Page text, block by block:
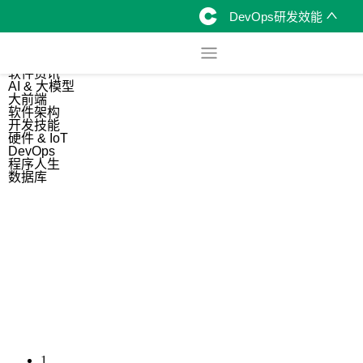
DevOps研发效能
软件资讯
AI & 大模型
大前端
软件架构
开发技能
硬件 & IoT
DevOps
程序人生
数据库
1